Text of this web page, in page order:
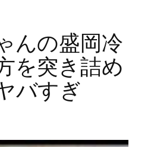
んの盛岡冷
を突き詰め
バすぎ